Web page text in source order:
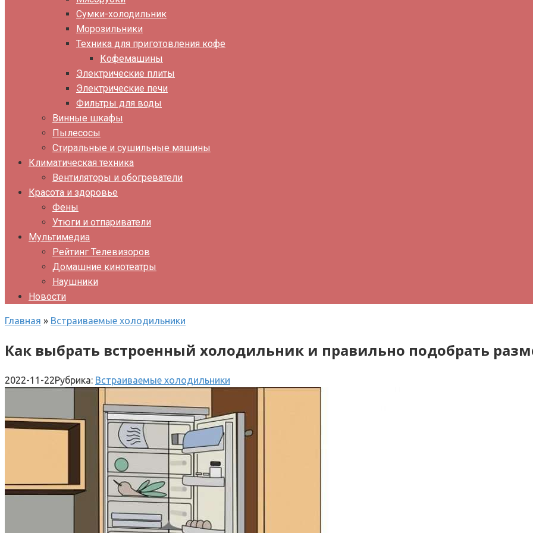
Сумки-холодильник
Морозильники
Техника для приготовления кофе
Кофемашины
Электрические плиты
Электрические печи
Фильтры для воды
Винные шкафы
Пылесосы
Стиральные и сушильные машины
Климатическая техника
Вентиляторы и обогреватели
Красота и здоровье
Фены
Утюги и отпариватели
Мультимедиа
Рейтинг Телевизоров
Домашние кинотеатры
Наушники
Новости
Главная » Встраиваемые холодильники
Как выбрать встроенный холодильник и правильно подобрать
2022-11-22Рубрика: Встраиваемые холодильники